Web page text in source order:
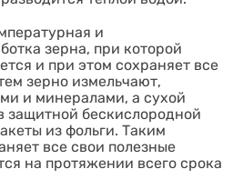
и
зерна, при которой
и при этом сохраняет все
зерно измельчают,
и минералами, а сухой
защитной бескислородной
из фольги. Таким
все свои полезные
на протяжении всего срока